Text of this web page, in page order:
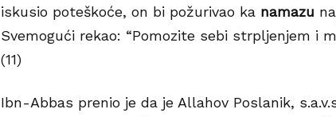
iskusio poteškoće, on bi požurivao ka namazu
Svemogući rekao: “Pomozite sebi strpljenjem i
(11)
Ibn-Abbas prenio je da je Allahov Poslanik,